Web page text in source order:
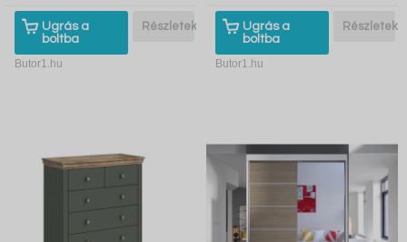
Ugrás a
boltba
Részletek
Butor1.hu
Ugrás a
boltba
Részletek
Butor1.hu